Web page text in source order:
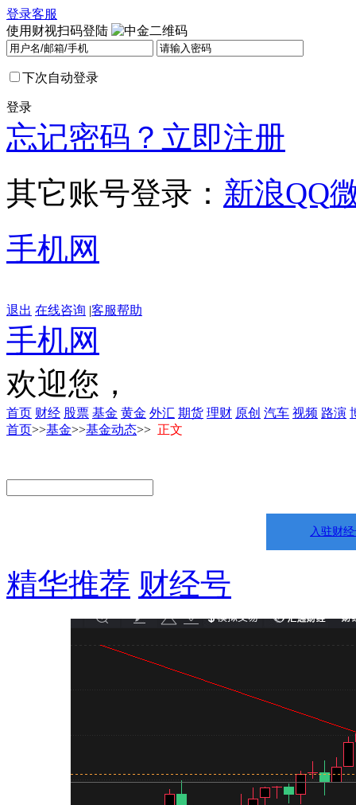
登录客服
使用财视扫码登陆
下次自动登录
登录
忘记密码？ 立即注册
其它账号登录： 新浪QQ
手机网
退出 在线咨询 |客服帮助
手机网
欢迎您，
首页 财经 股票 基金 黄金 外汇 期货 理财 原创 汽车 视频 路演
首页>>基金>>基金动态>> 正文
入驻财
精华推荐 财经号